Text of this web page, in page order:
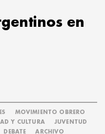
en
MOVIMIENTO OBRERO
Y CULTURA
JUVENTUD
DEBATE ARCHIVO